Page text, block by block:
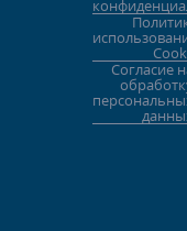
Согласие